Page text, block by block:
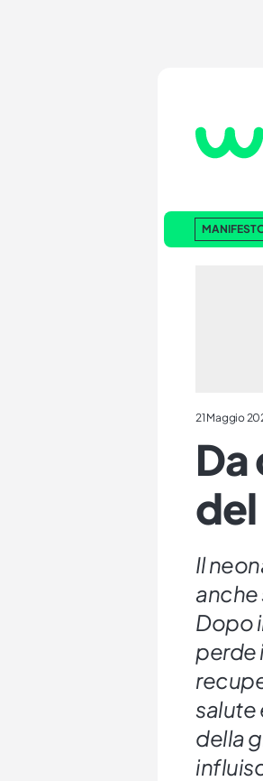
21 Maggio
Il
anche
Dopo
perde
salute
della